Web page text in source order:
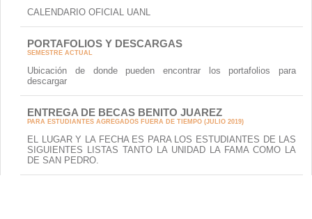
CALENDARIO OFICIAL UANL
PORTAFOLIOS Y DESCARGAS
SEMESTRE ACTUAL
Ubicación de donde pueden encontrar los portafolios para
descargar
ENTREGA DE BECAS BENITO JUAREZ
PARA ESTUDIANTES AGREGADOS FUERA DE TIEMPO (JULIO 2019)
EL LUGAR Y LA FECHA ES PARA LOS ESTUDIANTES DE LAS
SIGUIENTES LISTAS TANTO LA UNIDAD LA FAMA COMO LA
DE SAN PEDRO.